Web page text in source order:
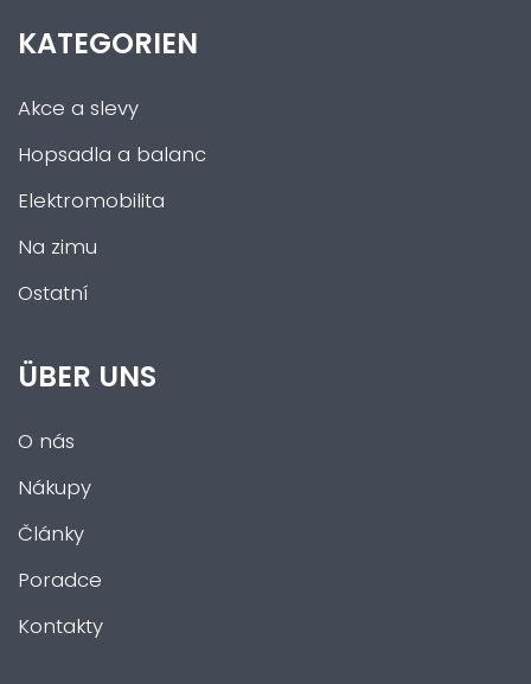
KATEGORIEN
Akce a slevy
Hopsadla a balanc
Elektromobilita
Na zimu
Ostatní
ÜBER UNS
O nás
Nákupy
Články
Poradce
Kontakty